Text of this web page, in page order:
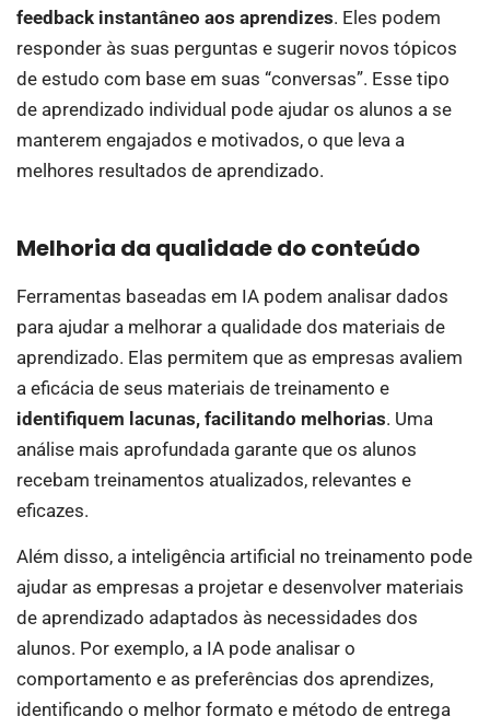
feedback instantâneo aos aprendizes. Eles podem
responder às suas perguntas e sugerir novos tópicos
de estudo com base em suas “conversas”. Esse tipo
de aprendizado individual pode ajudar os alunos a se
manterem engajados e motivados, o que leva a
melhores resultados de aprendizado.
Melhoria da qualidade do conteúdo
Ferramentas baseadas em IA podem analisar dados
para ajudar a melhorar a qualidade dos materiais de
aprendizado. Elas permitem que as empresas avaliem
a eficácia de seus materiais de treinamento e
identifiquem lacunas, facilitando melhorias. Uma
análise mais aprofundada garante que os alunos
recebam treinamentos atualizados, relevantes e
eficazes.
Além disso, a inteligência artificial no treinamento pode
ajudar as empresas a projetar e desenvolver materiais
de aprendizado adaptados às necessidades dos
alunos. Por exemplo, a IA pode analisar o
comportamento e as preferências dos aprendizes,
identificando o melhor formato e método de entrega